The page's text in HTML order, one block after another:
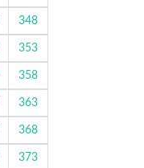
348
353
358
363
368
373